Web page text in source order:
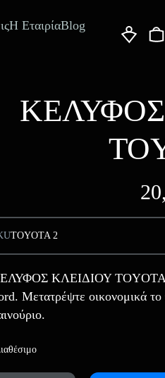
Η ΕταιρίαBlog
TOYOTA 2
ΚΛΕΙΔΙΟΥ TOYOTA.
Μετατρέψτε οικονομικά